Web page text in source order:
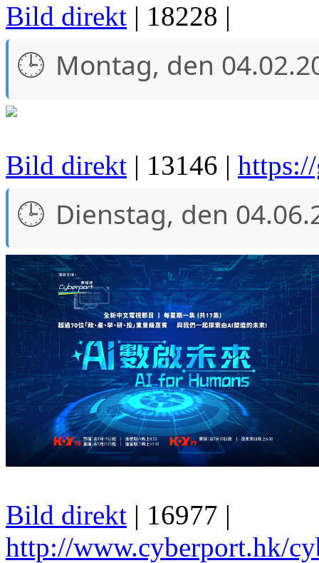
Bild direkt | 18228 |
Montag, den
Bild direkt | 13146 |
Dienstag, den
Bild direkt | 16977 |
http://www.cyberport.hk/